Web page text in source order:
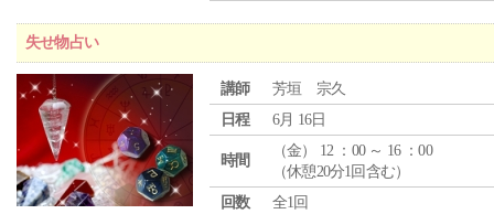
失せ物占い
講師
芳垣 宗久
日程
6月 16日
時間
（金） 12 ：00 ～ 16 ：00
（休憩20分1回含む）
回数
全1回